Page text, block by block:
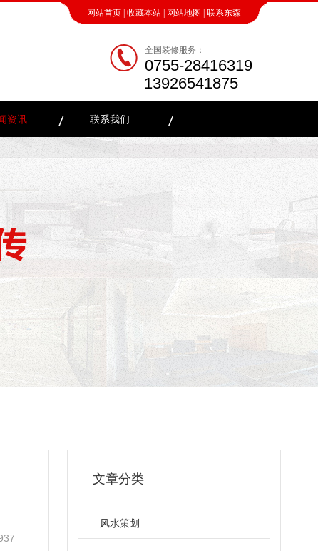
网站首页 收藏本站 网站地图 联系东森
全国装修服务：
0755-28416319
13926541875
资讯 联系我们
文章分类
风水策划